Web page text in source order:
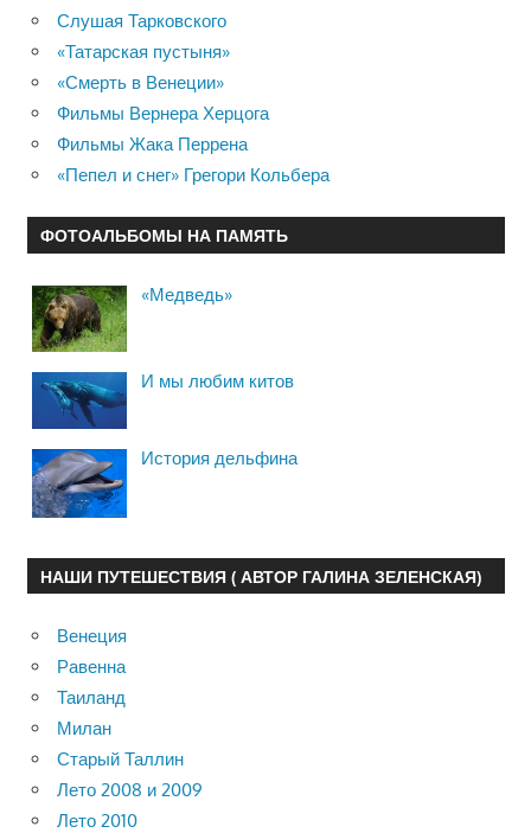
Слушая Тарковского
«Татарская пустыня»
«Смерть в Венеции»
Фильмы Вернера Херцога
Фильмы Жака Перрена
«Пепел и снег» Грегори Кольбера
ФОТОАЛЬБОМЫ НА ПАМЯТЬ
«Медведь»
И мы любим китов
История дельфина
НАШИ ПУТЕШЕСТВИЯ ( АВТОР ГАЛИНА ЗЕЛЕНСКАЯ)
Венеция
Равенна
Таиланд
Милан
Старый Таллин
Лето 2008 и 2009
Лето 2010